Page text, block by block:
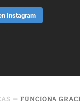
Instagram
— FUNCIONA